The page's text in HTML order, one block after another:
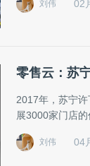
刘伟 02
零售云：苏
2017年，苏宁
展3000家门店的
刘伟 04